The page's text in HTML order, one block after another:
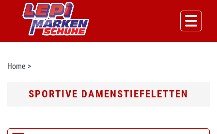
Home >
SPORTIVE DAMENSTIEFELETTEN